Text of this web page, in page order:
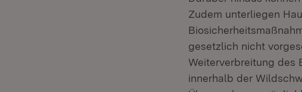
Zudem unterliegen
gesetzlich nicht
Weiterverbreitung des
innerhalb der